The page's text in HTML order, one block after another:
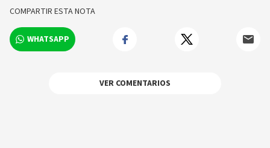
COMPARTIR ESTA NOTA
WHATSAPP
VER COMENTARIOS